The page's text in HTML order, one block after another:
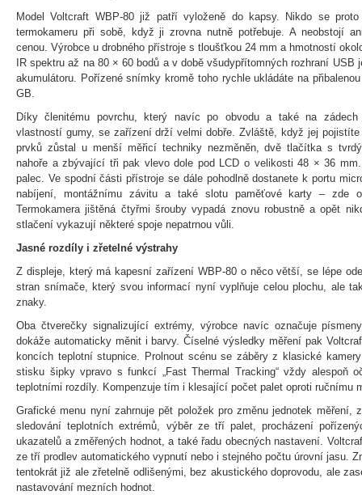
Model Voltcraft WBP-80 již patří vyloženě do kapsy. Nikdo se
termokameru při sobě, když ji zrovna nutně potřebuje. A neobstojí
cenou. Výrobce u drobného přístroje s tloušťkou 24 mm a hmotností
IR spektru až na 80 × 60 bodů a v době všudypřítomných rozhraní
akumulátoru. Pořízené snímky kromě toho rychle ukládáte na
GB.
Díky členitému povrchu, který navíc po obvodu a také na zádech
vlastností gumy, se zařízení drží velmi dobře. Zvláště, když jej
prvků zůstal u menší měřicí techniky nezměněn, dvě tlačítka s
nahoře a zbývající tři pak vlevo dole pod LCD o velikosti 48 × 36
palec. Ve spodní části přístroje se dále pohodlně dostanete k portu
nabíjení, montážnímu závitu a také slotu paměťové karty – zde
Termokamera jištěná čtyřmi šrouby vypadá znovu robustně a opět
stlačení vykazují některé spoje nepatrnou vůli.
Jasné rozdíly i zřetelné výstrahy
Z displeje, který má kapesní zařízení WBP-80 o něco větší, se lépe
stran snímače, který svou informací nyní vyplňuje celou plochu, ale
znaky.
Oba čtverečky signalizující extrémy, výrobce navíc označuje
dokáže automaticky měnit i barvy. Číselné výsledky měření pak
koncích teplotní stupnice. Prolnout scénu se záběry z klasické
stisku šipky vpravo s funkcí „Fast Thermal Tracking“ vždy alespoň
teplotními rozdíly. Kompenzuje tím i klesající počet palet oproti ručnímu
Grafické menu nyní zahrnuje pět položek pro změnu jednotek měření,
sledování teplotních extrémů, výběr ze tří palet, procházení
ukazatelů a změřených hodnot, a také řadu obecných nastavení.
ze tří prodlev automatického vypnutí nebo i stejného počtu úrovní jasu.
tentokrát již ale zřetelně odlišenými, bez akustického doprovodu, ale
nastavování mezních hodnot.